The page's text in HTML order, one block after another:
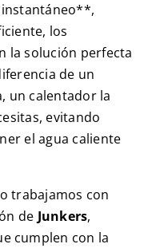
los
la solución perfecta
de un
un calentador la
evitando
el agua caliente
trabajamos con
de Junkers,
cumplen con la